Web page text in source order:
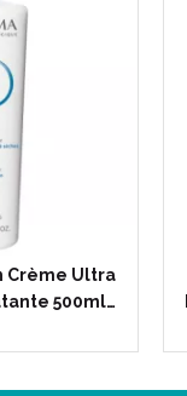
Crème Ultra
500ml…